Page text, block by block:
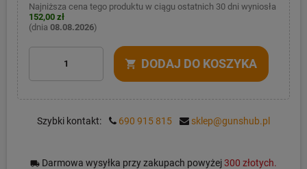
Najniższa cena tego produktu w ciągu ostatnich 30 dni wyniosła
152,00 zł
(dnia 08.08.2026)
shopping_cart DODAJ DO KOSZYKA
Szybki kontakt: 690 915 815 sklep@gunshub.pl
local_shipping Darmowa wysyłka przy zakupach powyżej300 złotych.